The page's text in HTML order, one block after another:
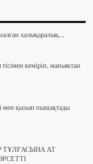
халықаралық…
кеміріп, маньяктан
мен қызын пышақтады
ТҰЛҒАСЫНА АТ